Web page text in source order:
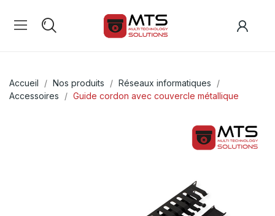
Accueil Nos produits
Réseaux informatiques
Accessoires
Guide cordon avec couvercle métallique